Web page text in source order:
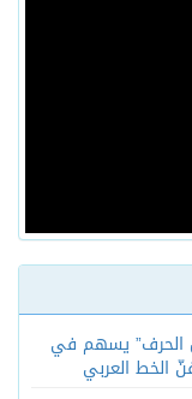
الحرف” يسهم في
الخط العربي